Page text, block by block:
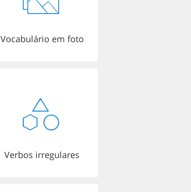
Vocabulário em foto
Verbos irregulares